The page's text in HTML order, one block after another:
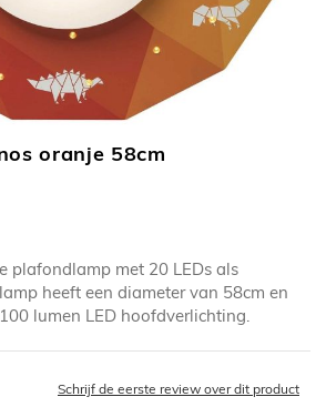
oranje 58cm
plafondlamp met 20 LEDs als
heeft een diameter van 58cm en
lumen LED hoofdverlichting.
Schrijf de eerste review over dit product